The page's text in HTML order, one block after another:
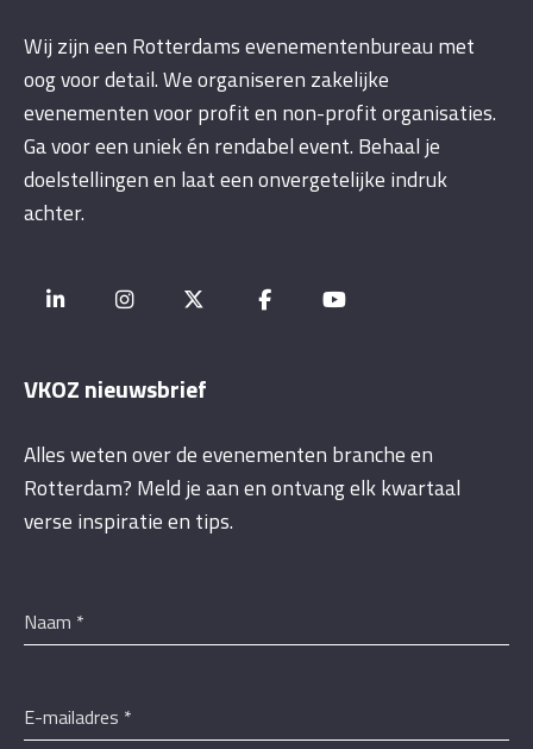
Wij zijn een Rotterdams evenementenbureau met
oog voor detail. We organiseren zakelijke
evenementen voor profit en non-profit organisaties.
Ga voor een uniek én rendabel event. Behaal je
doelstellingen en laat een onvergetelijke indruk
achter.
VKOZ nieuwsbrief
Alles weten over de evenementen branche en
Rotterdam? Meld je aan en ontvang elk kwartaal
verse inspiratie en tips.
Naam *
E-mailadres *